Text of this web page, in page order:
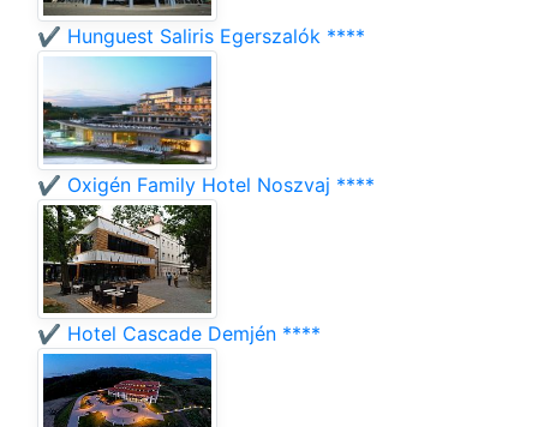
✔️ Hunguest Saliris Egerszalók ****
✔️ Oxigén Family Hotel Noszvaj ****
✔️ Hotel Cascade Demjén ****